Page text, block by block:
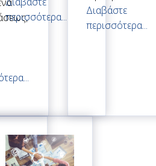
περισσότερα...
Διαβάστε
περισσότερα...